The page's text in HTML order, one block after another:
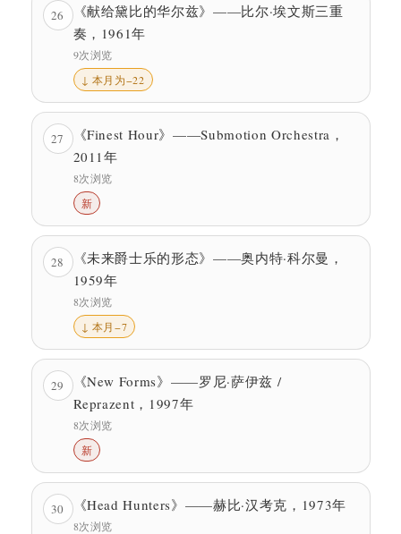
26
《献给黛比的华尔兹》——比尔·埃文斯三重
奏，1961年
9次浏览
↓ 本月为−22
27
《Finest Hour》——Submotion Orchestra，
2011年
8次浏览
新
28
《未来爵士乐的形态》——奥内特·科尔曼，
1959年
8次浏览
↓ 本月−7
29
《New Forms》——罗尼·萨伊兹 /
Reprazent，1997年
8次浏览
新
30 《Head Hunters》——赫比·汉考克，1973年
8次浏览